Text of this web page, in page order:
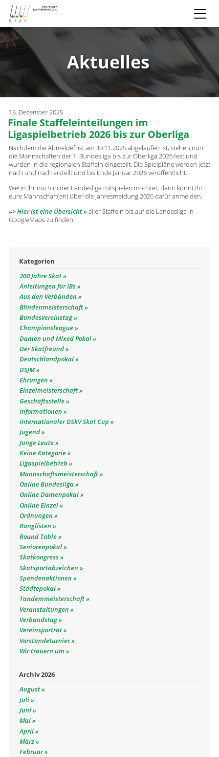
Aktuelles
13. Dezember 2025
Finale Staffeleinteilungen im
Ligaspielbetrieb 2026 bis zur Oberliga
Nachdem die Abmeldefrist am 30.11.2025 abgelaufen ist, stehen nun
die Mannschaften der 1. Bundesliga bis zur Oberliga 2026 fest und
wurden in die regionalen Staffeln eingeteilt. Die Spielpläne werden jetzt
nach und nach erstellt und bis Ende Januar 2026 veröffentlicht.
Wenn Ihr noch in der Landesliga mitspielen möchtet, dann könnt Ihr
eure Mannschaft(en) über die Jahresmeldung 2026 dafür anmelden.
=> Hier ist eine Übersicht
aller Staffeln bis auf die Landesliga in
GoogleMaps zu finden.
Kategorien
200 Jahre Skat
Anleitungen für IBs
Aus den Verbänden
Blindenmeisterschaft
Bundesvereinstag
Championsleague
Damen und Mixed Pokal
Der Skatfreund
Deutschlandpokal
DSJM
Ehrungen
Einzelmeisterschaft
Geschäftsstelle
Informationen
Internationaler DSkV Skat Cup
Jugend
Junge Leute
Keine Kategorie
Ligaspielbetrieb
Mannschaftsmeisterschaft
Online Bundesliga
Online Damenpokal
Online Einzel
Ordnungen
Ranglisten
Round Table
Seniorenpokal
Skatkongress
Skatsportabzeichen
Spendenaktionen
Städtepokal
Tandemmeisterschaft
Veranstaltungen
Verbandstag
Vereinsporträt
Vorständeturnier
Wir trauern um
Archiv 2026
August
Juli
Juni
Mai
April
März
Februar